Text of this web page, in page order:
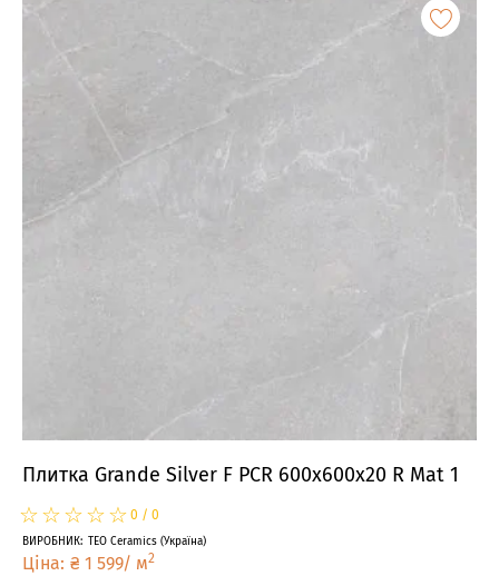
Плитка Grande Silver F PCR 600x600x20 R Mat 1
☆
★☆
★☆
★☆
★☆
★ 0 / 0
ВИРОБНИК: TEO Ceramics (Україна)
Ціна: ₴ 1 599/ м2